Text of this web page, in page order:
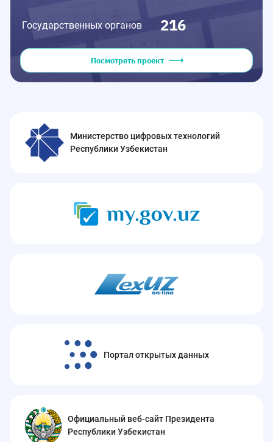
Государственных органов 216
Посмотреть проект
Министерство цифровых технологий
Республики Узбекистан
Портал открытых данных
Официальный веб-сайт Президента
Республики Узбекистан